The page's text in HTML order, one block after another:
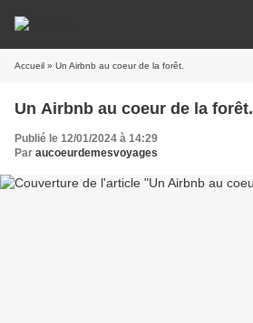
Accueil » Un Airbnb au coeur de la forêt.
Un Airbnb au coeur de la forêt.
Publié le 12/01/2024 à 14:29
Par aucoeurdemesvoyages